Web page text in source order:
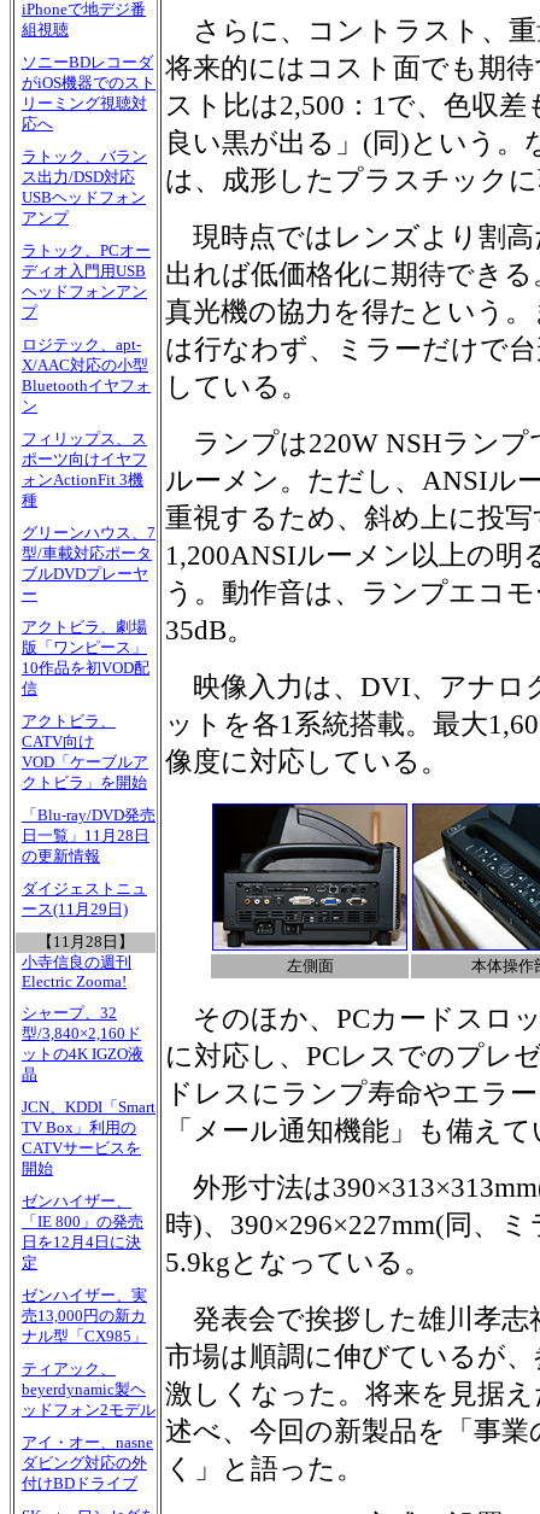
iPhoneで地デジ番
組視聴
ソニーBDレコーダ
がiOS機器でのスト
リーミング視聴対
応へ
ラトック、バラン
ス出力/DSD対応
USBヘッドフォン
アンプ
ラトック、PCオー
ディオ入門用USB
ヘッドフォンアン
プ
ロジテック、apt-
X/AAC対応の小型
Bluetoothイヤフォ
ン
フィリップス、ス
ポーツ向けイヤフ
ォンActionFit 3機
種
グリーンハウス、7
型/車載対応ポータ
ブルDVDプレーヤ
ー
アクトビラ、劇場
版「ワンピース」
10作品を初VOD配
信
アクトビラ、
CATV向け
VOD「ケーブルア
クトビラ」を開始
「Blu-ray/DVD発売
日一覧」11月28日
の更新情報
ダイジェストニュ
ース(11月29日)
【11月28日】
小寺信良の週刊
Electric Zooma!
シャープ、32
型/3,840×2,160ド
ットの4K IGZO液
晶
JCN、KDDI「Smart
TV Box」利用の
CATVサービスを
開始
ゼンハイザー、
「IE 800」の発売
日を12月4日に決
定
ゼンハイザー、実
売13,000円の新カ
ナル型「CX985」
ティアック、
beyerdynamic製ヘ
ッドフォン2モデル
アイ・オー、nasne
ダビング対応の外
付けBDドライブ
さらに、コントラスト、
将来的にはコスト面でも期
スト比は2,500：1で、色収
良い黒が出る」(同)という。
は、成形したプラスチック
現時点ではレンズより割高
出れば低価格化に期待でき
真光機の協力を得たという
は行なわず、ミラーだけで
している。
ランプは220W NSHランプ
ルーメン。ただし、ANSIル
重視するため、斜め上に投
1,200ANSIルーメン以上の
う。動作音は、ランプエコ
35dB。
映像入力は、DVI、アナロ
ットを各1系統搭載。最大
像度に対応している。
左側面 本体操作
そのほか、PCカードスロ
に対応し、PCレスでのプレ
ドレスにランプ寿命やエラ
「メール通知機能」も備え
外形寸法は
時)、390×296×227mm(同、
5.9kgとなっている。
発表会で挨拶した雄川孝志
市場は順調に伸びているが
激しくなった。将来を見据
述べ、今回の新製品を「事
く」と語った。